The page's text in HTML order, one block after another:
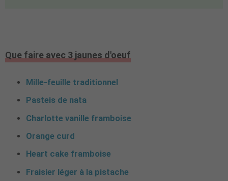
Que faire avec 3 jaunes d'oeuf
Mille-feuille traditionnel
Pasteis de nata
Charlotte vanille framboise
Orange curd
Heart cake framboise
Fraisier léger à la pistache